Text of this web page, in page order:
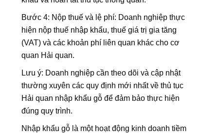
Bước 4: Nộp thuế và lệ phí: Doanh nghiệp thực
hiện nộp thuế nhập khẩu, thuế giá trị gia tăng
(VAT) và các khoản phí liên quan khác cho cơ
quan Hải quan.
Lưu ý: Doanh nghiệp cần theo dõi và cập nhật
thường xuyên các quy định mới nhất về thủ tục
Hải quan nhập khẩu gỗ để đảm bảo thực hiện
đúng quy trình.
Nhập khẩu gỗ là một hoạt động kinh doanh tiềm